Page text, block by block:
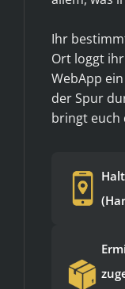
Ihr
Ort loggt
WebApp
der Spur
bringt euch